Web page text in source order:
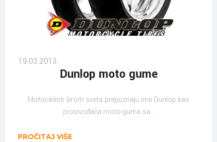
19.03.2013.
Dunlop moto gume
Motociklisti širom sveta prepoznaju ime Dunlop kao
proizvođača moto-guma sa...
PROČITAJ VIŠE